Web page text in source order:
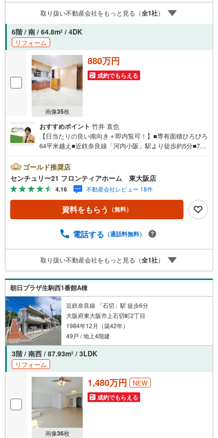
きる売却専門チームあり！3.たくさんの銀行と繋がりがあ
るため、最も低金利になるように審査が可能！4.物件のお
引渡し後に必要になったお家のリフォームも弊社のリフォ
ームプランナーがご提案！
取り扱い不動産会社をもっと見る（全1社）
6階 / 南 / 64.8m2 / 4DK
リフォーム
画像35枚
880万円
成約でもらえる
おすすめポイント 竹井 直也
【日当たりの良い南向き＋即内覧可！】■専有面積ひろびろ
64平米越え■近鉄奈良線「河内小阪」駅より徒歩約5分■7階
波などにもアクセス便利な立地・投資用マンションとして
もご検討可能 立地・高井田東小学校まで徒歩約14分（約11
00m）・高井田東小坂中学校まで徒歩約14分（約1100m）
弊社が選ばれる理由 1.お金の扱い方のプロ、ファイナンシ
ャルプランナーが資金計画をサポート！2.買い替えなどに
も対応できる売却専門チームあり！3.たくさんの銀行と繋
物件のお引渡し後に必要になったお家のリフォームも弊社
ぎ、有事の際に迅速にサポートいたします弊社は専門家同
士が連携をとっているため、より多くの知見がございま
す。お気軽にお問合せください！
ゴールド推奨店
センチュリー21 フロンティアホーム 東大阪店
4.16 不動産会社レビュー 18件
資料をもらう （無料）
電話する （通話料無料）
取り扱い不動産会社をもっと見る（全1社）
朝日プラザ生駒西1番館A棟
近鉄奈良線 「石切」駅 徒歩6分
大阪府東大阪市上石切町2丁目
1984年12月（築42年）
49戸 / 地上4階建
3階 / 南西 / 87.93m2 / 3LDK
リフォーム
画像36枚
1,480万円 NEW
成約でもらえる